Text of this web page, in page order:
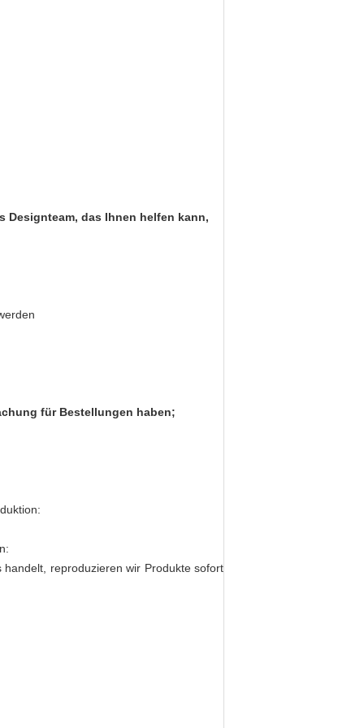
das Ihnen helfen kann,
für Bestellungen haben;
reproduzieren wir Produkte sofort